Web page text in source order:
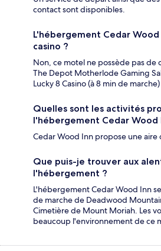
contact sont disponibles.
L'hébergement Cedar
casino ?
Non, ce motel ne possède pas de
The Depot Motherlode Gaming
Lucky 8 Casino (à 8 min de
Quelles sont les activités
l'hébergement Cedar Wood
Cedar Wood Inn propose une
Que puis-je trouver aux
l'hébergement ?
L'hébergement Cedar Wood Inn
de marche de Deadwood
Cimetière de Mount Moriah. Les
beaucoup l'environnement de ce